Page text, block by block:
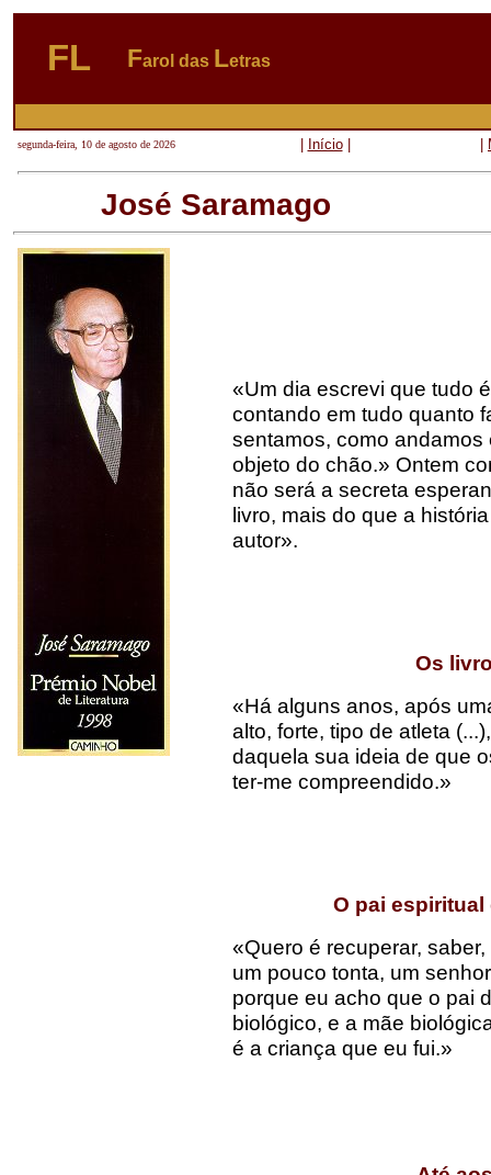
FL Farol das Letras
segunda-feira, 10 de agosto de 2026 Início|
José Saramago
«Um dia escrevi que tudo
contando em tudo quanto
sentamos, como
objeto do chão.» Ontem
não será a secreta
livro, mais do que a
autor».
Os
«Há alguns anos, após
alto, forte, tipo de atleta
daquela sua ideia de que
ter-me compreendido.»
O pai espiritual
«Quero é recuperar,
um pouco tonta, um
porque eu acho que o pai
biológico, e a mãe
é a criança que eu fui.»